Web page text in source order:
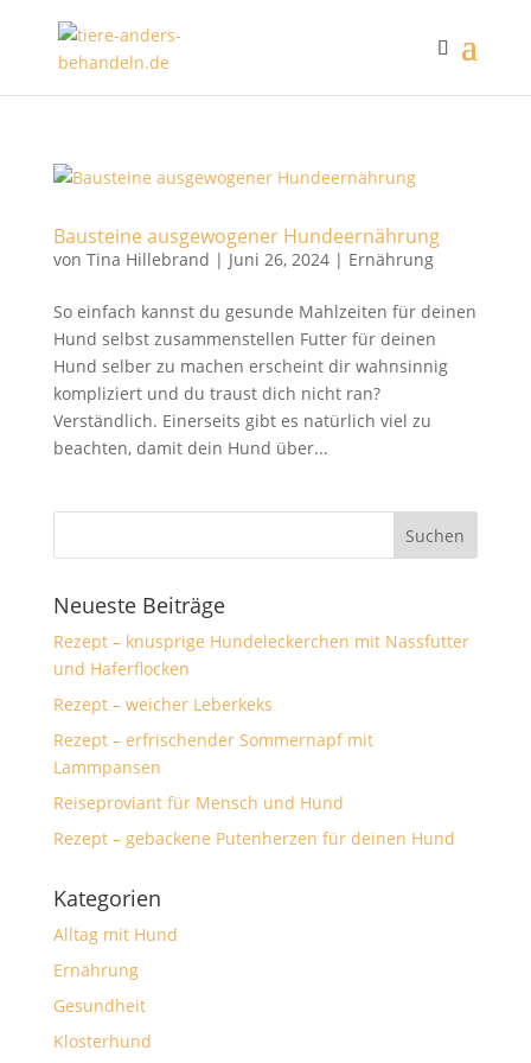
Bausteine ausgewogener Hundeernährung
von Tina Hillebrand | Juni 26, 2024| Ernährung
So einfach kannst du gesunde Mahlzeiten für deinen
Hund selbst zusammenstellen Futter für deinen
Hund selber zu machen erscheint dir wahnsinnig
kompliziert und du traust dich nicht ran?
Verständlich. Einerseits gibt es natürlich viel zu
beachten, damit dein Hund über...
Neueste Beiträge
Rezept – knusprige Hundeleckerchen mit Nassfutter
und Haferflocken
Rezept – weicher Leberkeks
Rezept – erfrischender Sommernapf mit
Lammpansen
Reiseproviant für Mensch und Hund
Rezept – gebackene Putenherzen für deinen Hund
Kategorien
Alltag mit Hund
Ernährung
Gesundheit
Klosterhund